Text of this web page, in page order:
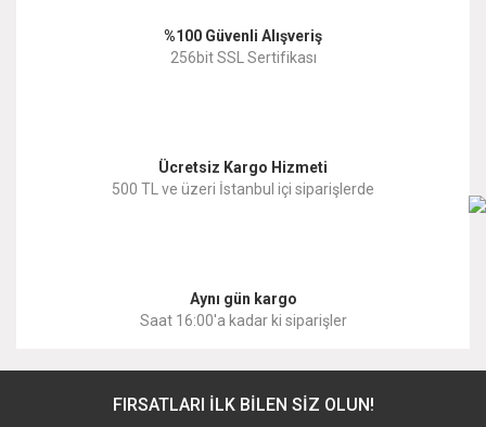
Ürün fiyatı diğer sitelerden daha pahalı.
%100 Güvenli Alışveriş
256bit SSL Sertifikası
Ücretsiz Kargo Hizmeti
500 TL ve üzeri İstanbul içi siparişlerde
Aynı gün kargo
Saat 16:00'a kadar ki siparişler
FIRSATLARI İLK BİLEN SİZ OLUN!